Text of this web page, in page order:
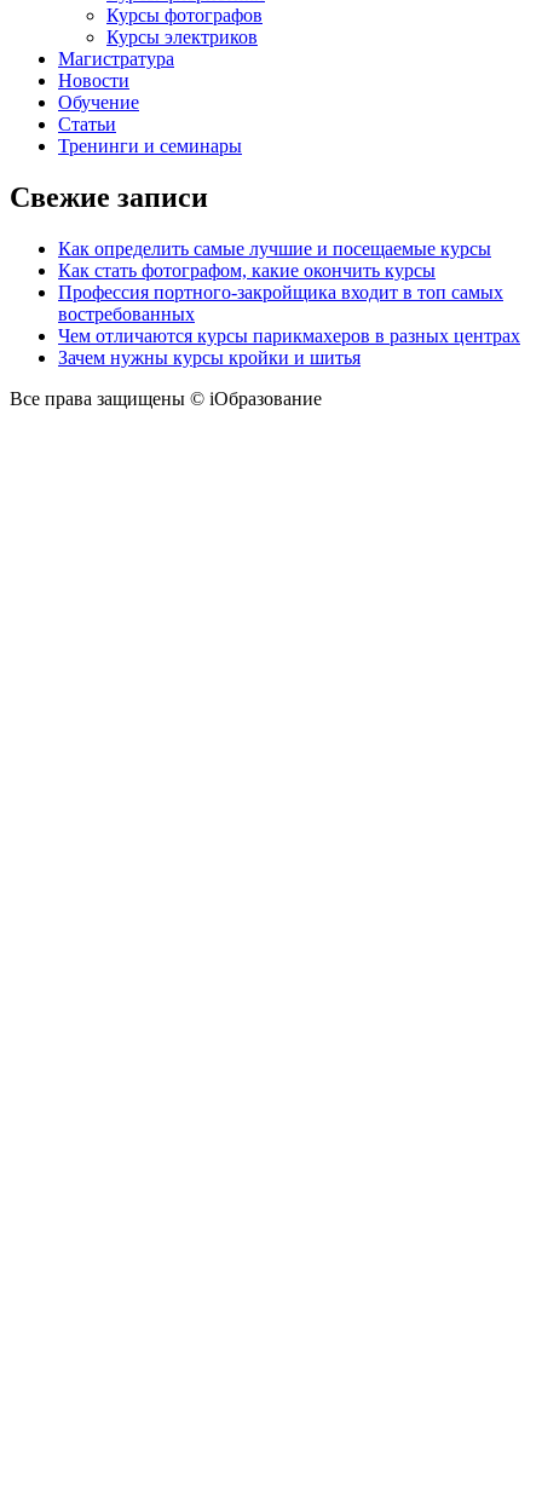
Курсы фотографов
Курсы электриков
Магистратура
Новости
Обучение
Статьи
Тренинги и семинары
Свежие записи
Как определить самые лучшие и посещаемые курсы
Как стать фотографом, какие окончить курсы
Профессия портного-закройщика входит в топ самых
востребованных
Чем отличаются курсы парикмахеров в разных центрах
Зачем нужны курсы кройки и шитья
Все права защищены © iОбразование